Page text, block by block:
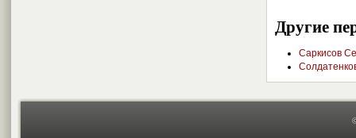
Другие
Саркисов